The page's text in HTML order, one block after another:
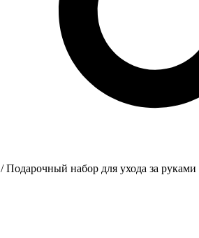
/ Подарочный набор для ухода за руками